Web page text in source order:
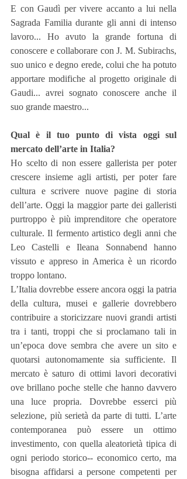
E con Gaudì per vivere accanto a lui nella
Sagrada Familia durante gli anni di intenso
lavoro... Ho avuto la grande fortuna di
conoscere e collaborare con J. M. Subirachs,
suo unico e degno erede, colui che ha potuto
apportare modifiche al progetto originale di
Gaudi... avrei sognato conoscere anche il
suo grande maestro...
Qual è il tuo punto di vista oggi sul
mercato dell’arte in Italia?
Ho scelto di non essere gallerista per poter
crescere insieme agli artisti, per poter fare
cultura e scrivere nuove pagine di storia
dell’arte. Oggi la maggior parte dei galleristi
purtroppo è più imprenditore che operatore
culturale. Il fermento artistico degli anni che
Leo Castelli e Ileana Sonnabend hanno
vissuto e appreso in America è un ricordo
troppo lontano.
L’Italia dovrebbe essere ancora oggi la patria
della cultura, musei e gallerie dovrebbero
contribuire a storicizzare nuovi grandi artisti
tra i tanti, troppi che si proclamano tali in
un’epoca dove sembra che avere un sito e
quotarsi autonomamente sia sufficiente. Il
mercato è saturo di ottimi lavori decorativi
ove brillano poche stelle che hanno davvero
una luce propria. Dovrebbe esserci più
selezione, più serietà da parte di tutti. L’arte
contemporanea può essere un ottimo
investimento, con quella aleatorietà tipica di
ogni periodo storico-­‐ economico certo, ma
bisogna affidarsi a persone competenti per